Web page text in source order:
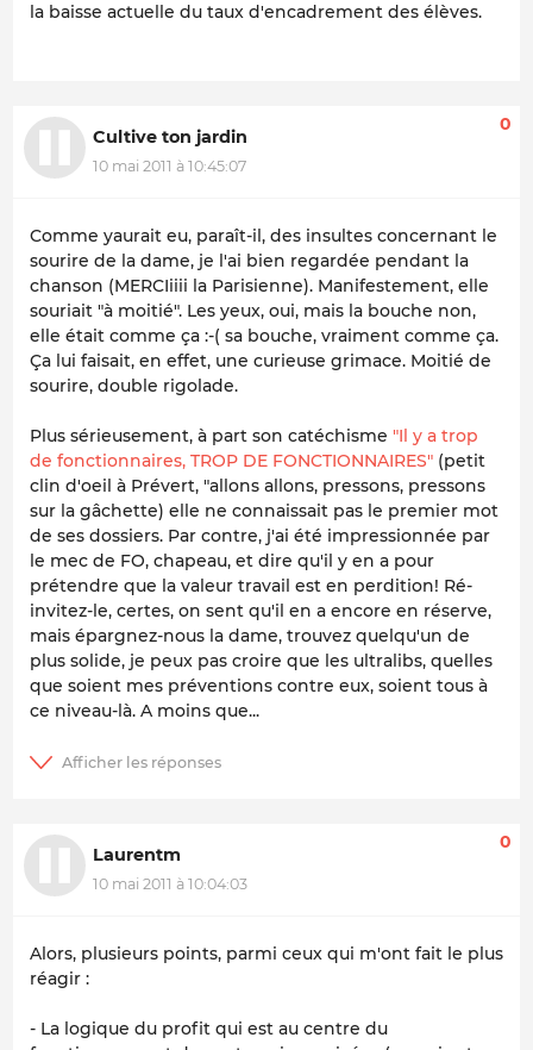
la baisse actuelle du taux d'encadrement des élèves.
Cultive ton jardin
10 mai 2011 à 10:45:07
0
Comme yaurait eu, paraît-il, des insultes concernant le
sourire de la dame, je l'ai bien regardée pendant la
chanson (MERCIiiii la Parisienne). Manifestement, elle
souriait "à moitié". Les yeux, oui, mais la bouche non,
elle était comme ça :-( sa bouche, vraiment comme ça.
Ça lui faisait, en effet, une curieuse grimace. Moitié de
sourire, double rigolade.
Plus sérieusement, à part son catéchisme "Il y a trop
de fonctionnaires, TROP DE FONCTIONNAIRES" (petit
clin d'oeil à Prévert, "allons allons, pressons, pressons
sur la gâchette) elle ne connaissait pas le premier mot
de ses dossiers. Par contre, j'ai été impressionnée par
le mec de FO, chapeau, et dire qu'il y en a pour
prétendre que la valeur travail est en perdition! Ré-
invitez-le, certes, on sent qu'il en a encore en réserve,
mais épargnez-nous la dame, trouvez quelqu'un de
plus solide, je peux pas croire que les ultralibs, quelles
que soient mes préventions contre eux, soient tous à
ce niveau-là. A moins que...
Laurentm
10 mai 2011 à 10:04:03
0
Alors, plusieurs points, parmi ceux qui m'ont fait le plus
réagir :
- La logique du profit qui est au centre du